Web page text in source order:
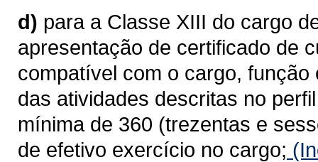
d) para a Classe XIII do cargo
apresentação de certificado de
compatível com o cargo,
das atividades descritas no
mínima de 360 (trezentas e
de efetivo exercício no cargo;